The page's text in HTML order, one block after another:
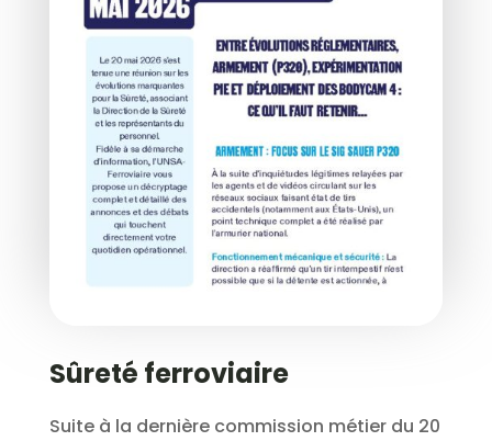
Sûreté ferroviaire
Suite à la dernière commission métier du 20